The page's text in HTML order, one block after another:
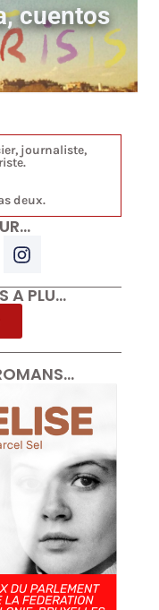
cuentos
journaliste,
deux.
A PLU…